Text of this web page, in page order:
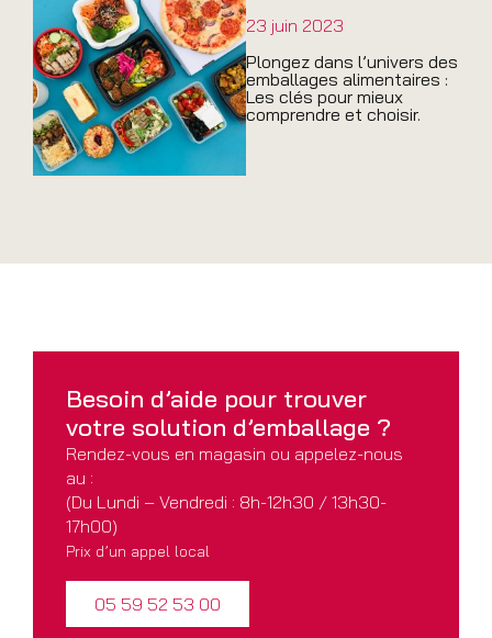
23 juin 2023
Plongez dans l’univers des
emballages alimentaires :
Les clés pour mieux
comprendre et choisir.
Besoin d’aide pour trouver
votre solution d’emballage ?
Rendez-vous en magasin ou appelez-nous
au :
(Du Lundi – Vendredi : 8h-12h30 / 13h30-
17h00)
Prix d’un appel local
05 59 52 53 00